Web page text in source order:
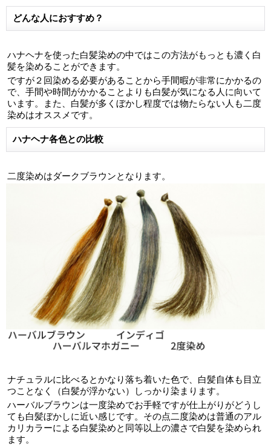
どんな人におすすめ？
ハナヘナを使った白髪染めの中ではこの方法がもっとも濃く白
髪を染めることができます。
ですが２回染める必要があることから手間暇が非常にかかるの
で、手間や時間がかかることよりも白髪が気になる人に向いて
います。また、白髪が多くぼかし程度では物たらない人も二度
染めはオススメです。
ハナヘナ各色との比較
二度染めはダークブラウンとなります。
ナチュラルに比べるとかなり落ち着いた色で、白髪自体も目立
つことなく（白髪が浮かない）しっかり染まります。
ハーバルブラウンは一度染めでお手軽ですが仕上がりがどうし
ても白髪ぼかしに近い感じです。その点二度染めは普通のアル
カリカラーによる白髪染めと同等以上の濃さで白髪を染められ
ます。